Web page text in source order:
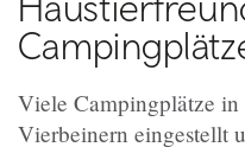
Viele Campingplätze in
Vierbeinern eingestellt